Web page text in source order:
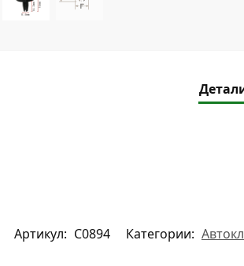
Артикул: C0894 Категории: